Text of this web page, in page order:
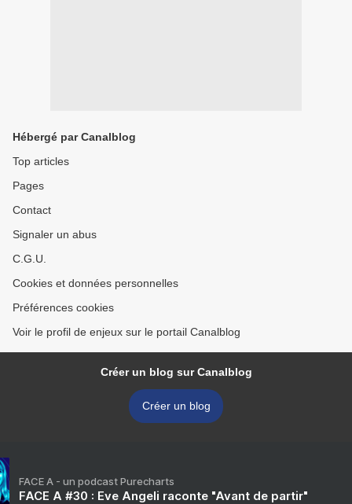
Hébergé par Canalblog
Top articles
Pages
Contact
Signaler un abus
C.G.U.
Cookies et données personnelles
Préférences cookies
Voir le profil de enjeux sur le portail Canalblog
Créer un blog sur Canalblog
Créer un blog
FACE A - un podcast Purecharts
FACE A #30 : Eve Angeli raconte "Avant de partir"